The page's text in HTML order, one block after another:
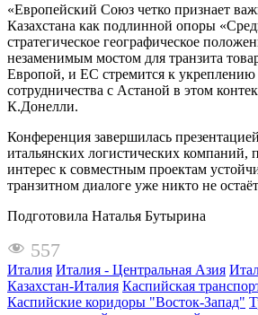
«Европейский Союз четко признает
Казахстана как подлинной опоры
стратегическое географическое
незаменимым мостом для транзита
Европой, и ЕС стремится к укреплению
сотрудничества с Астаной в этом
К.Донелли.
Конференция завершилась
итальянских логистических компаний,
интерес к совместным проектам
транзитном диалоге уже никто не
Подготовила Наталья Бутырина
557
Италия Италия - Центральная Азия
Казахстан-Италия Каспийская
Каспийские коридоры "Восток-Запад"